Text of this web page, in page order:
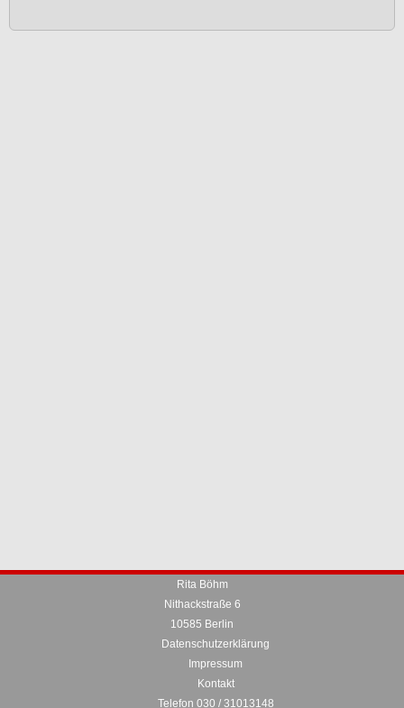
Rita Böhm
Nithackstraße 6
10585 Berlin
Datenschutzerklärung
Impressum
Kontakt
Telefon 030 / 31013148